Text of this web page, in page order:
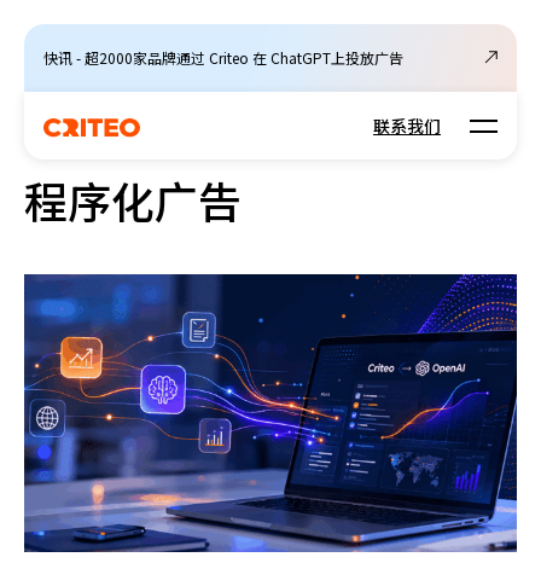
快讯 - 超2000家品牌通过 Criteo 在 ChatGPT上投放广告
联系我们 Open
程序化广告